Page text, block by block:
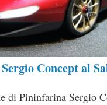
Concept al
di Pininfarina Sergio